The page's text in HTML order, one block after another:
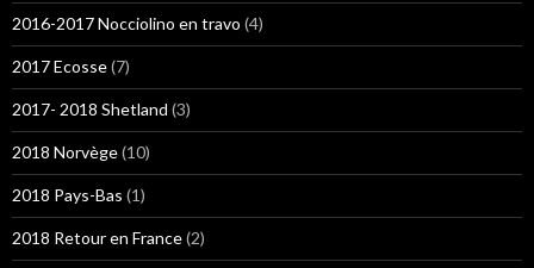
2016-2017 Nocciolino en travo (4)
2017 Ecosse(7)
2017- 2018 Shetland (3)
2018 Norvège(10)
2018 Pays-Bas (1)
2018 Retour en France(2)